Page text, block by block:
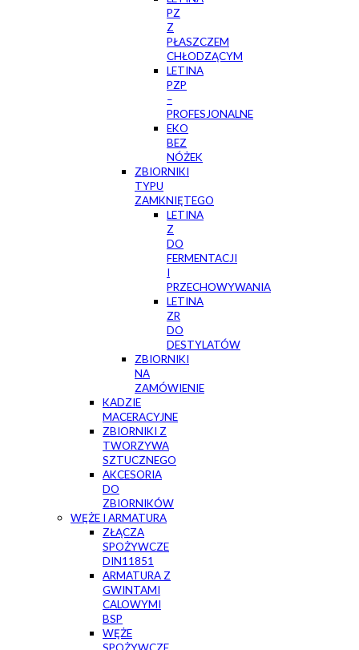
PZ
Z
PŁASZCZEM
CHŁODZĄCYM
LETINA
PZP
–
PROFESJONALNE
EKO
BEZ
NÓŻEK
ZBIORNIKI
TYPU
ZAMKNIĘTEGO
LETINA
Z
DO
FERMENTACJI
I
PRZECHOWYWANIA
LETINA
ZR
DO
DESTYLATÓW
ZBIORNIKI
NA
ZAMÓWIENIE
KADZIE
MACERACYJNE
ZBIORNIKI Z
TWORZYWA
SZTUCZNEGO
AKCESORIA
DO
ZBIORNIKÓW
WĘŻE I ARMATURA
ZŁĄCZA
SPOŻYWCZE
DIN11851
ARMATURA Z
GWINTAMI
CALOWYMI
BSP
WĘŻE